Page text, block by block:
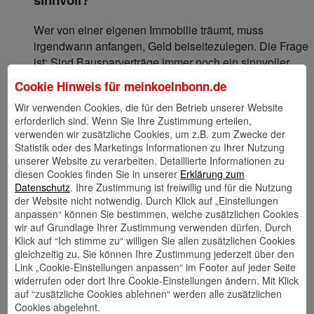
Wer von einer eigenen Immobilie träumt, muss
irgendwann anfangen, Geld beiseitezulegen. Die Frage
ist: Sind Bausparverträge immer noch ein sinnvoller…
Weiterlesen
mein GeldWohnen
Februar 2025
Energetische Sanierung: Diese Pflichten
gelten für WEGs
Das Gebäudeenergiegesetz verpflichtet seit 2024 zur
Sanierung. Doch anders als Besitzerinnen eines
Einfamilienhauses müssen sich Eigentümer in einer
Wohnungseigentümergemeinschaft absprechen.
Weiterlesen
Cookie Hinweis für meinkoelnbonn.de
Wir verwenden Cookies, die für den Betrieb unserer Website
erforderlich sind. Wenn Sie Ihre Zustimmung erteilen,
verwenden wir zusätzliche Cookies, um z.B. zum Zwecke der
Statistik oder des Marketings Informationen zu Ihrer Nutzung
unserer Website zu verarbeiten. Detaillierte Informationen zu
diesen Cookies finden Sie in unserer Erklärung zum
Datenschutz. Ihre Zustimmung ist freiwillig und für die Nutzung
der Website nicht notwendig. Durch Klick auf „Einstellungen
anpassen“ können Sie bestimmen, welche zusätzlichen Cookies
wir auf Grundlage Ihrer Zustimmung verwenden dürfen. Durch
Klick auf “Ich stimme zu“ willigen Sie allen zusätzlichen Cookies
gleichzeitig zu. Sie können Ihre Zustimmung jederzeit über den
Link „Cookie-Einstellungen anpassen“ im Footer auf jeder Seite
widerrufen oder dort Ihre Cookie-Einstellungen ändern. Mit Klick
auf “zusätzliche Cookies ablehnen“ werden alle zusätzlichen
Cookies abgelehnt.